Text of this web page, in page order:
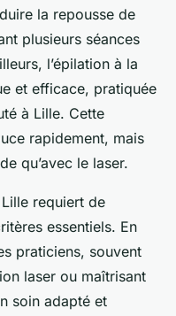
la repousse de
plusieurs séances
l’épilation à la
et efficace, pratiquée
à Lille. Cette
rapidement, mais
qu’avec le laser.
requiert de
essentiels. En
praticiens, souvent
laser ou maîtrisant
soin adapté et